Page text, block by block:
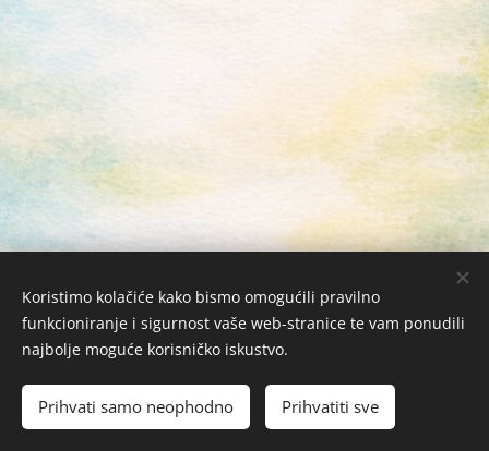
Žabac Bubi j.d.o.o. © 2026 Sva prava zadržana
Kolačići
Koristimo kolačiće kako bismo omogućili pravilno
funkcioniranje i sigurnost vaše web-stranice te vam ponudili
najbolje moguće korisničko iskustvo.
Prihvati samo neophodno Prihvatiti sve